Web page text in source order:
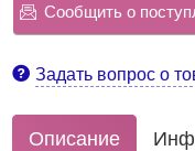
Сообщить о
Задать вопрос о
Описание